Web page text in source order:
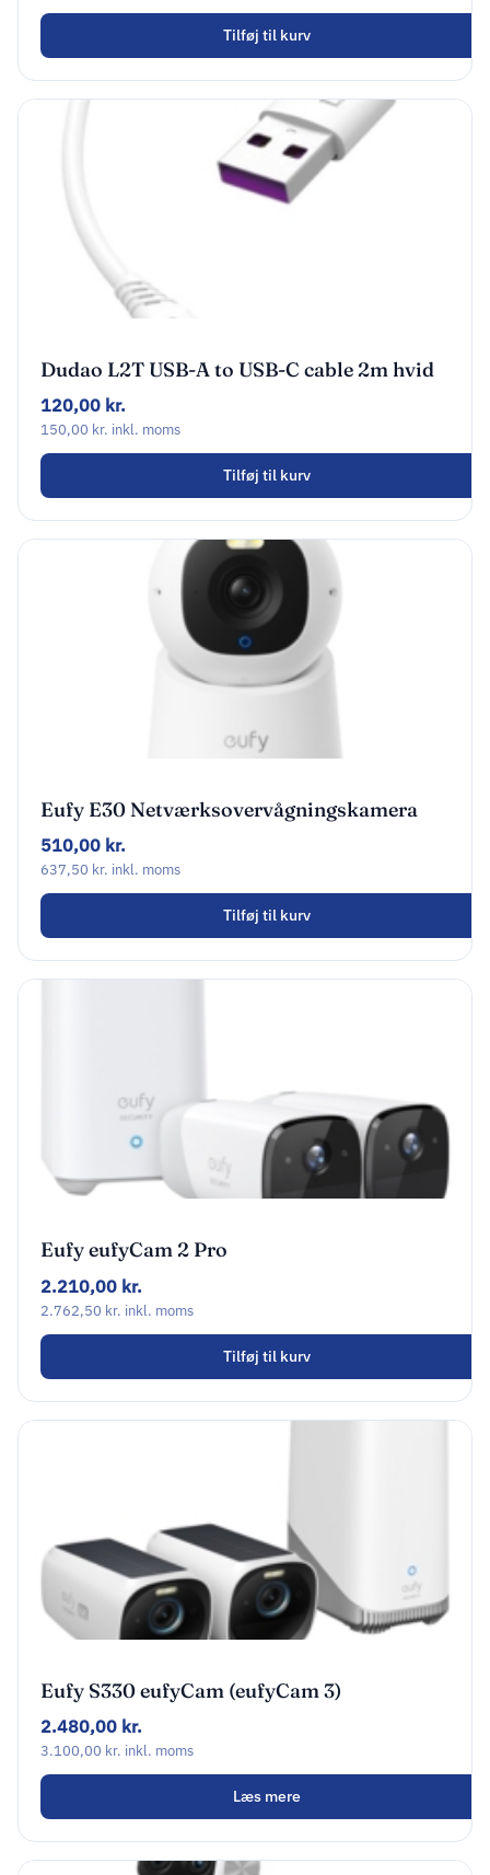
Tilføj til kurv
Dudao L2T USB-A to USB-C cable 2m hvid
120,00 kr.
150,00 kr. inkl. moms
Tilføj til kurv
Eufy E30 Netværksovervågningskamera
Indendørs
510,00 kr.
637,50 kr. inkl. moms
Tilføj til kurv
Eufy eufyCam 2 Pro
Netværksovervågningskamera Udendørs
Indendørs
2.210,00 kr.
2.762,50 kr. inkl. moms
Tilføj til kurv
Eufy S330 eufyCam (eufyCam 3)
Netværksovervågningskamera Udendørs
3840 x 2160
2.480,00 kr.
3.100,00 kr. inkl. moms
Læs mere